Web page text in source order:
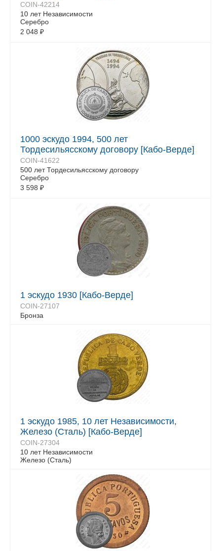
COIN-42214
10 лет Независимости
Серебро
2 048 ₽
1000 эскудо 1994, 500 лет
Тордесильясскому договору [Кабо-Верде]
COIN-41622
500 лет Тордесильясскому договору
Серебро
3 598 ₽
1 эскудо 1930 [Кабо-Верде]
COIN-27107
Бронза
1 эскудо 1985, 10 лет Независимости,
Железо (Сталь) [Кабо-Верде]
COIN-27304
10 лет Независимости
Железо (Сталь)